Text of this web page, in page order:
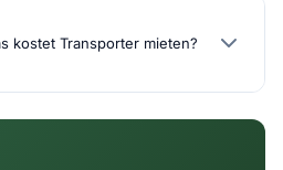
kostet Transporter mieten?